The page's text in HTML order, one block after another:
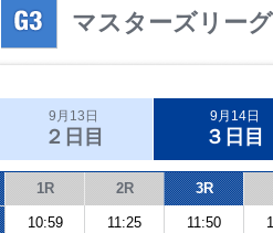
マスターズリー
9月13日
２日目
9月14日
３日目
1R 2R 3R
10:59 11:25 11:50